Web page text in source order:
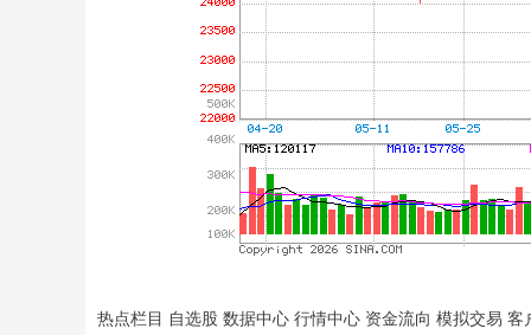
热点栏目 自选股 数据中心 行情中心 资金流向 模拟交易 客